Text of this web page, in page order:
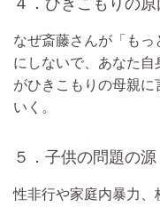
４．ひきこもりの
なぜ斎藤さんが「も
にしないで、あなた
がひきこもりの母親
いく。
５．子供の問題の
性非行や家庭内暴力、